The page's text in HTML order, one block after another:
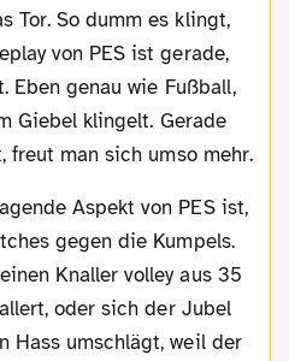
Tor. So dumm es klingt,
von PES ist gerade,
Eben genau wie Fußball,
Giebel klingelt. Gerade
freut man sich umso mehr.
gegen die Kumpels.
Knaller volley aus 35
oder sich der Jubel
Hass umschlägt, weil der